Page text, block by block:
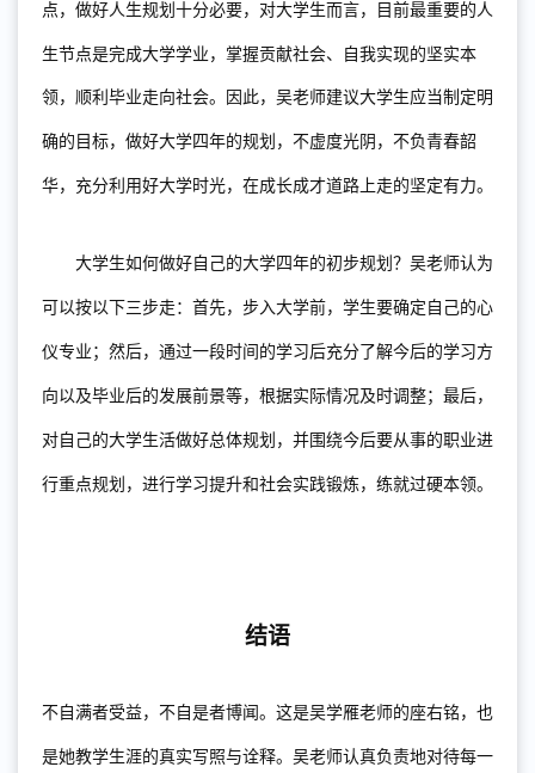
点 ， 做好人生规划 十分必要， 对大学生而言，目前最重要的人
生节点是完成大学学业，掌握贡献社会、自我实现的坚实本
领，顺利毕业走向社会。因此， 吴老师建议大学生应当制定明
确的目标，做好大学四年的规划，不虚度光阴， 不负青春韶
华，充分利用好大学时光，在成长成才道路上走的坚定有力。
大学生如何做好自己的大学四年的初步规划？吴老师认为
可以按以下三步走：首先，步入大学前， 学生要确定自己的心
仪专业 ；然后， 通过一段时间的学习后充分了解今后的学习方
向以及毕业后的发展前景等，根据实际情况及时调整； 最后，
对自己的大学生活做好总体规划， 并 围绕今后要从事的职业进
行重点规划， 进行学习提升和社会实践锻炼，练就过硬本领。
结语
不自满者受益，不自是者博闻 。这是吴学雁老师的座右铭，也
是她教学生涯的真实写照与诠释。吴老师认真负责地对待每一